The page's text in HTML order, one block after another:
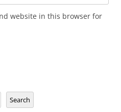
website in this browser for
Search